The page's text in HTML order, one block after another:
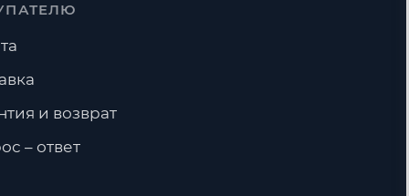
и возврат
– ответ